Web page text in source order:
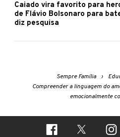
Caiado vira favorito para
de Flávio Bolsonaro para
diz pesquisa
Sempre Família
Compreender a linguagem do
emocionalmente